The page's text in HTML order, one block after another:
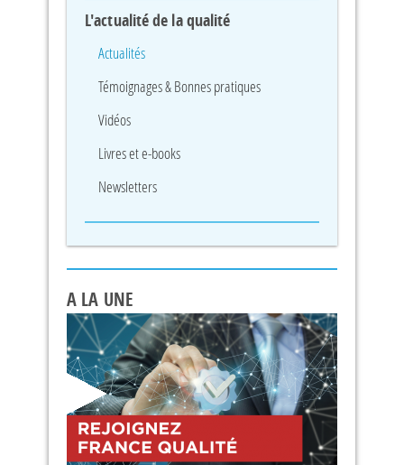
L'actualité de la qualité
Actualités
Témoignages & Bonnes pratiques
Vidéos
Livres et e-books
Newsletters
A LA UNE